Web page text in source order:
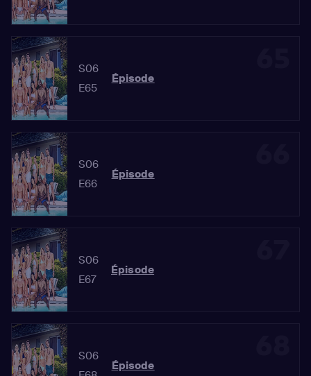
S06
E65
Épisode
S06
E66
Épisode
S06
E67
Épisode
S06
Épisode